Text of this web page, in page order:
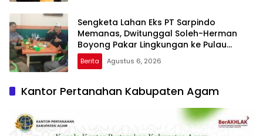
Sengketa Lahan Eks PT Sarpindo
Memanas, Dwitunggal Soleh-Herman
Boyong Pakar Lingkungan ke Pulau
Rupat
Berita Agustus 6, 2026
Kantor Pertanahan Kabupaten Agam